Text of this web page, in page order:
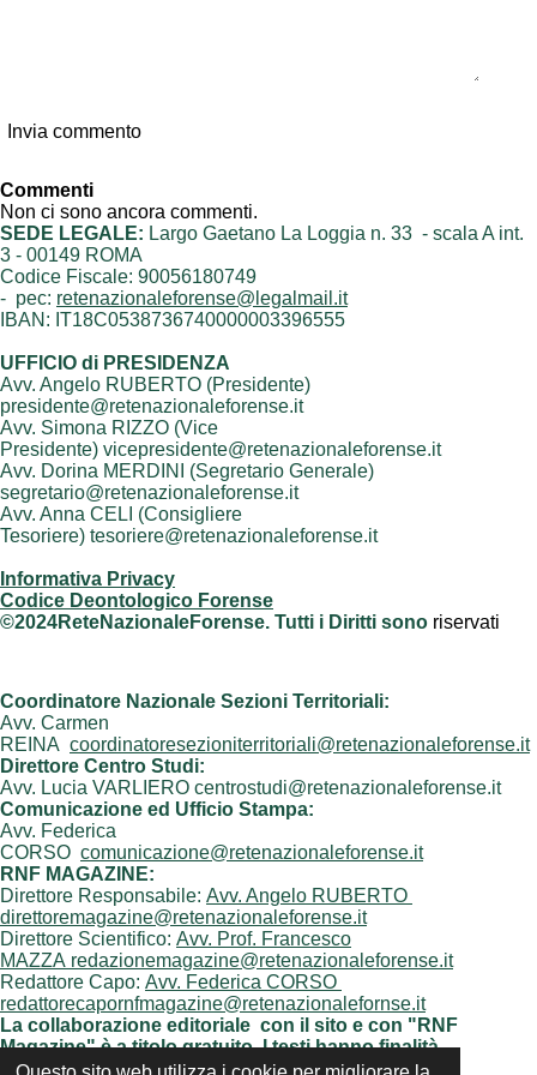
Invia commento
Commenti
Non ci sono ancora commenti.
SEDE LEGALE: Largo Gaetano La Loggia n. 33 - scala A int.
3 - 00149 ROMA
Codice Fiscale: 90056180749
- pec: retenazionaleforense@legalmail.it
IBAN: IT18C0538736740000003396555
UFFICIO di PRESIDENZA
Avv. Angelo RUBERTO (Presidente)
presidente@retenazionaleforense.it
Avv. Simona RIZZO (Vice
Presidente) vicepresidente@retenazionaleforense.it
Avv. Dorina MERDINI (Segretario Generale)
segretario@retenazionaleforense.it
Avv. Anna CELI (Consigliere
Tesoriere) tesoriere@retenazionaleforense.it
Informativa Privacy
Codice Deontologico Forense
©2024ReteNazionaleForense. Tutti i Diritti sono riservati
Coordinatore Nazionale Sezioni Territoriali:
Avv. Carmen
REINA coordinatoresezioniterritoriali@retenazionaleforense.it
Direttore Centro Studi:
Avv. Lucia VARLIERO centrostudi@retenazionaleforense.it
Comunicazione ed Ufficio Stampa:
Avv. Federica
CORSO comunicazione@retenazionaleforense.it
RNF MAGAZINE:
Direttore Responsabile: Avv. Angelo RUBERTO
direttoremagazine@retenazionaleforense.it
Direttore Scientifico: Avv. Prof. Francesco
MAZZA redazionemagazine@retenazionaleforense.it
Redattore Capo: Avv. Federica CORSO
redattorecapornfmagazine@retenazionalefornse.it
La collaborazione editoriale con il sito e con "RNF
Magazine" è a titolo gratuito. I testi hanno finalità
unicamente informativa e scientifica